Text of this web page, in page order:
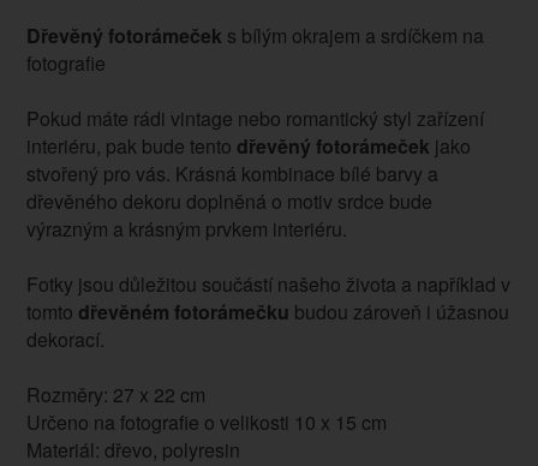
Dřevěný fotorámeček s bílým okrajem a srdíčkem na
fotografie
Pokud máte rádi vintage nebo romantický styl zařízení
interiéru, pak bude tento dřevěný fotorámeček jako
stvořený pro vás. Krásná kombinace bílé barvy a
dřevěného dekoru doplněná o motiv srdce bude
výrazným a krásným prvkem interiéru.
Fotky jsou důležitou součástí našeho života a například v
tomto dřevěném fotorámečku budou zároveň i úžasnou
dekorací.
Rozměry: 27 x 22 cm
Určeno na fotografie o velikosti 10 x 15 cm
Materiál: dřevo, polyresin